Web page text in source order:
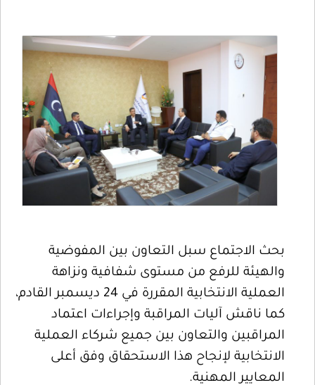
بحث الاجتماع سبل التعاون بين المفوضية
والهيئة للرفع من مستوى شفافية ونزاهة
العملية الانتخابية المقررة في 24 ديسمبر القادم،
كما ناقش آليات المراقبة وإجراءات اعتماد
المراقبين والتعاون بين جميع شركاء العملية
الانتخابية لإنجاح هذا الاستحقاق وفق أعلى
المعايير المهنية.